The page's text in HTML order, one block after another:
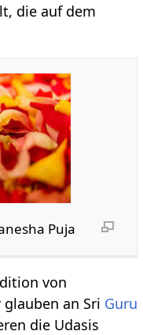
die auf dem
Puja
von
an Sri Guru
die Udasis